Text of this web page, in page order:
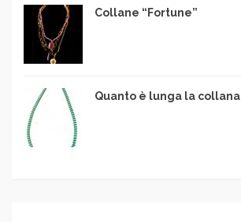
Collane “Fortune”
Quanto è lunga la collana